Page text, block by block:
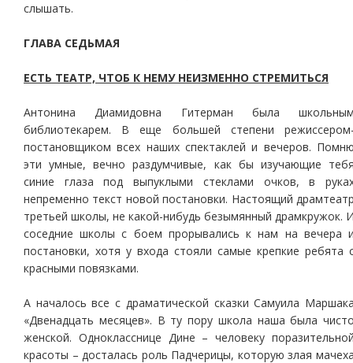
слышать.
ГЛАВА СЕДЬМАЯ
ЕСТЬ ТЕАТР, ЧТОБ К НЕМУ НЕИЗМЕННО СТРЕМИТЬСЯ
Антонина Диамидовна Гитерман была
библиотекарем. В еще большей степени
постановщиком всех наших спектаклей и вечеров.
эти умные, вечно раздумчивые, как бы изучающие
синие глаза под выпуклыми стеклами очков, в
непременно текст новой постановки. Настоящий
третьей школы, не какой-нибудь безымянный драмкружок.
соседние школы с боем прорывались к нам на вечера
постановки, хотя у входа стояли самые крепкие ребята
красными повязками.
А началось все с драматической сказки Самуила
«Двенадцать месяцев». В ту пору школа наша была
женской. Однокласснице Дине – человеку
красоты – досталась роль Падчерицы, которую злая